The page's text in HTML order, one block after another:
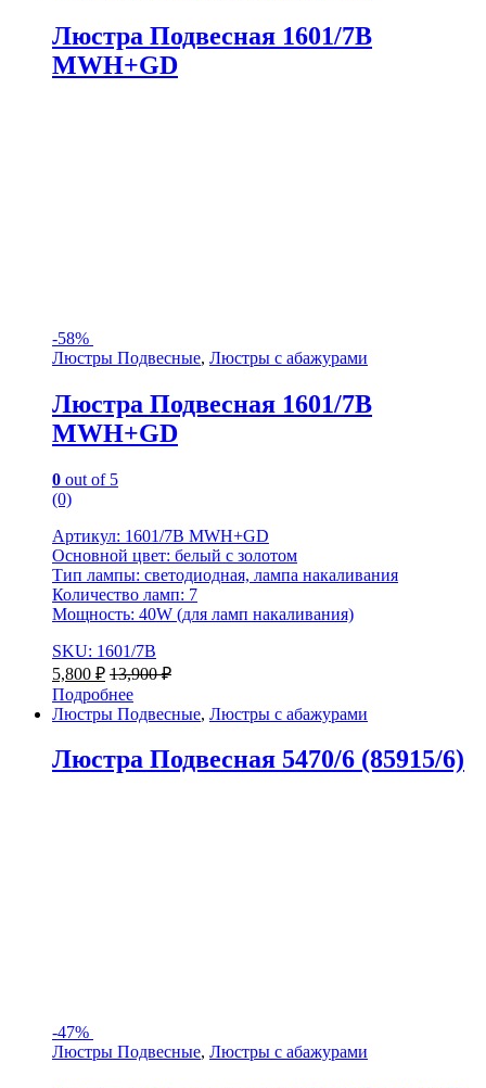
Люстра Подвесная 1601/7B
MWH+GD
-58%
Люстры Подвесные, Люстры с абажурами
Люстра Подвесная 1601/7B
MWH+GD
0 out of 5
(0)
Артикул: 1601/7B MWH+GD
Основной цвет: белый с золотом
Тип лампы: светодиодная, лампа накаливания
Количество ламп: 7
Мощность: 40W (для ламп накаливания)
SKU: 1601/7B
5,800 ₽ 13,900₽
Подробнее
Люстры Подвесные, Люстры с абажурами
Люстра Подвесная 5470/6 (85915/6)
-47%
Люстры Подвесные, Люстры с абажурами